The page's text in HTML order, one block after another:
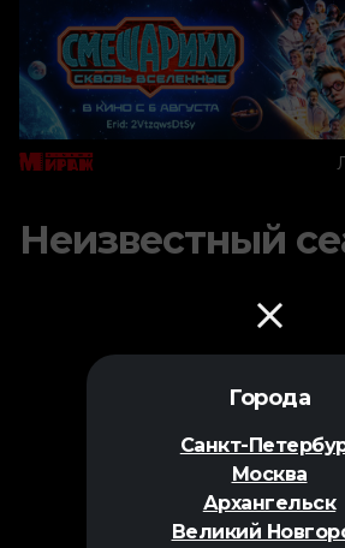
Города
Санкт-
Москва
Архангельск
Великий
Неизвестный